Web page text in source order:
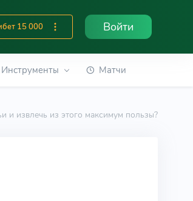
15 000 Войти
Инструменты Матчи
и извлечь из этого максимум пользы?